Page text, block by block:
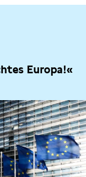
Europa!«